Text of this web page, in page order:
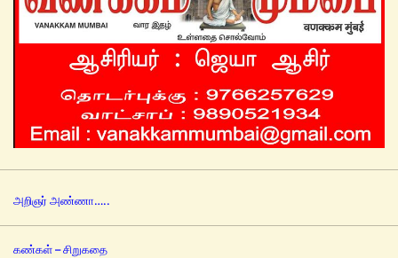
அறிஞர் அண்ணா…..
கண்கள் – சிறுகதை